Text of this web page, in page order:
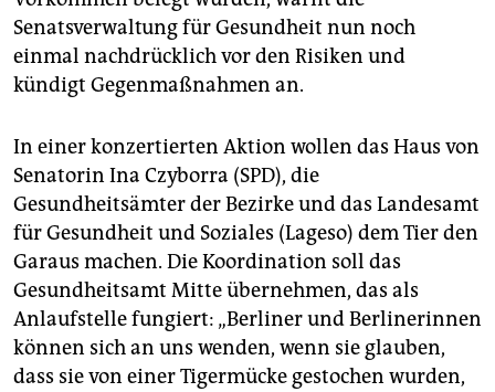
Senatsverwaltung für Gesundheit nun noch
einmal nachdrücklich vor den Risiken und
kündigt Gegenmaßnahmen an.
In einer konzertierten Aktion wollen das Haus von
Senatorin Ina Czyborra (SPD), die
Gesundheitsämter der Bezirke und das Landesamt
für Gesundheit und Soziales (Lageso) dem Tier den
Garaus machen. Die Koordination soll das
Gesundheitsamt Mitte übernehmen, das als
Anlaufstelle fungiert: „Berliner und Berlinerinnen
können sich an uns wenden, wenn sie glauben,
dass sie von einer Tigermücke gestochen wurden,